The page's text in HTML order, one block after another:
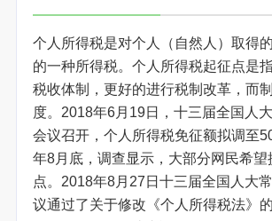
个人所得税是对个人（自然人）取得
的一种所得税。个人所得税起征点是
税收体制，更好的进行税制改革，而
度。2018年6月19日，十三届全国人
会议召开，个人所得税免征额拟调至
年8月底，调查显示，大部分网民希望
点。2018年8月27日十三届全国人大
议通过了关于修改《个人所得税法》